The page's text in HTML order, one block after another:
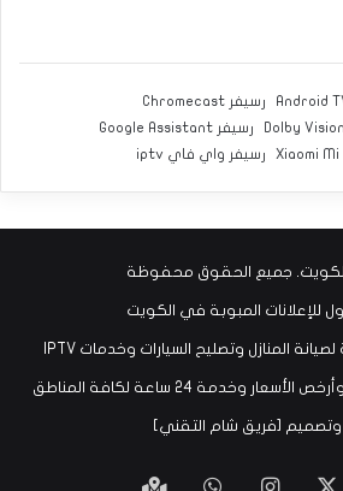
رسيفر Chromecast
رسيفر Google Assistant
رسيفر واي فاي iptv
. جميع الحقوق محفوظة
للإعلانات المبوبة في الكويت
جميع الخدمات المتنقلة لصيانة المنازل وتصليح السيارات وخدمات IPTV
وخدمة 24 ساعة لكافة المناطق
وتصميم [فريق شام التقني]
انستقرامواتسابGoogle